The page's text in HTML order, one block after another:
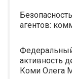
агентов:
активность
Коми Олега